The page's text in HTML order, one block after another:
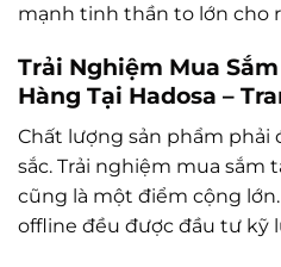
mạnh tinh thần to lớn cho
Trải Nghiệm Mua
Hàng Tại Hadosa –
Chất lượng sản phẩm phải
sắc. Trải nghiệm mua sắm
cũng là một điểm cộng
offline đều được đầu tư kỹ